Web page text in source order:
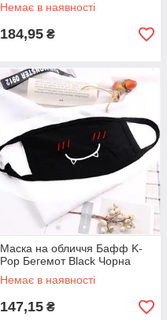
Немає в наявності
184,95 ₴
Маска на обличчя Бафф K-
Pop Бегемот Black Чорна
Немає в наявності
147,15 ₴